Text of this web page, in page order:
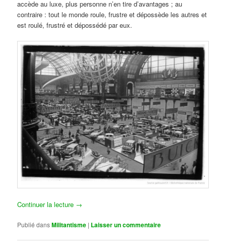
accède au luxe, plus personne n’en tire d’avantages ; au
contraire : tout le monde roule, frustre et dépossède les autres et
est roulé, frustré et dépossédé par eux.
Continuer la lecture →
Publié dansMilitantisme | Laisser un commentaire